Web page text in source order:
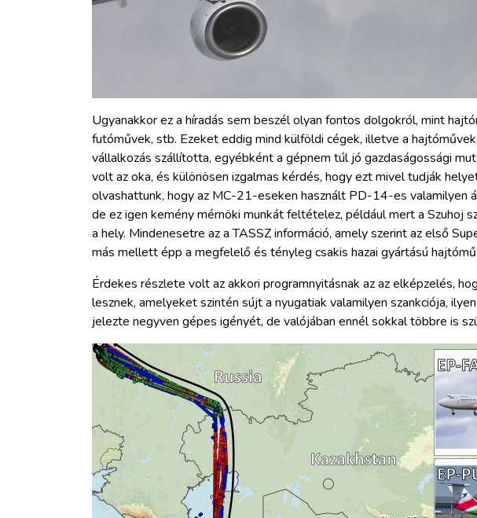
Ugyanakkor ez a híradás sem beszél olyan fontos dolgokról, mint
futóművek, stb. Ezeket eddig mind külföldi cégek, illetve a
vállalkozás szállította, egyébként a gépnem túl jó gazdaságossági
volt az oka, és különösen izgalmas kérdés, hogy ezt mivel tudják
olvashattunk, hogy az MC-21-eseken használt PD-14-es valamilyen
de ez igen kemény mérnöki munkát feltételez, például mert a Szuhoj
a hely. Mindenesetre az a TASSZ információ, amely szerint az első
más mellett épp a megfelelő és tényleg csakis hazai gyártású
Érdekes részlete volt az akkori programnyitásnak az az elképzelés,
lesznek, amelyeket szintén sújt a nyugatiak valamilyen szankciója,
jelezte negyven gépes igényét, de valójában ennél sokkal többre is